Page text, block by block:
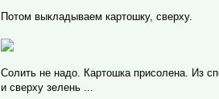
Потом выкладываем картошку, сверху.
Солить не надо. Картошка присолена. Из
и сверху зелень ...